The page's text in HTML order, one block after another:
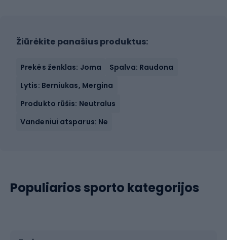
Žiūrėkite panašius produktus:
Prekės ženklas: Joma
Spalva: Raudona
Lytis: Berniukas, Mergina
Produkto rūšis: Neutralus
Vandeniui atsparus: Ne
Populiarios sporto kategorijos